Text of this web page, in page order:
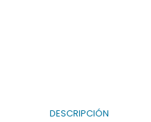
DESCRIPCIÓN